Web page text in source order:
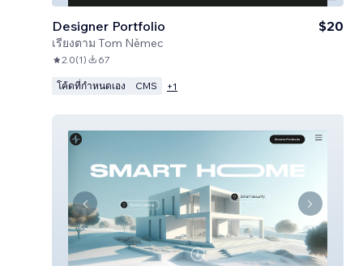
Designer Portfolio
เรียงตาม Tom Němec
$20
2.0(1) 67
โค้ดที่กำหนดเอง CMS +1